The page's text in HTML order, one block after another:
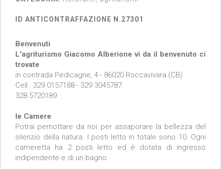
ID ANTICONTRAFFAZIONE N.27301
Benvenuti
L'agriturismo Giacomo Alberione vi da il benvenuto ci
trovate
in contrada Pedicagne, 4 - 86020 Roccavivara (CB)
Cell : 329 0157188 - 329 3045787
328 5720189
le Camere
Potrai pernottare da noi per assaporare la bellezza del
silenzio della natura. I posti letto in totale sono 10. Ogni
cameretta ha 2 posti letto ed è dotata di ingresso
indipendente e di un bagno.